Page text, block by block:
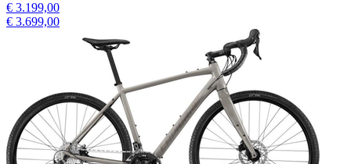
€ 3.199,00
€ 3.699,00